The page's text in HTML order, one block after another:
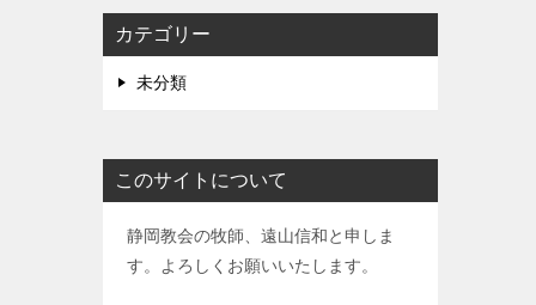
カテゴリー
未分類
このサイトについて
静岡教会の牧師、遠山信和と申しま
す。よろしくお願いいたします。